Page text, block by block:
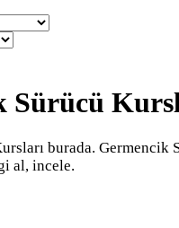
Sürücü
burada. Germencik
al, incele.